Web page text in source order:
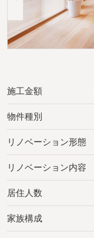
施工金額
物件種別
リノベーション形態
リノベーション内容
居住人数
家族構成